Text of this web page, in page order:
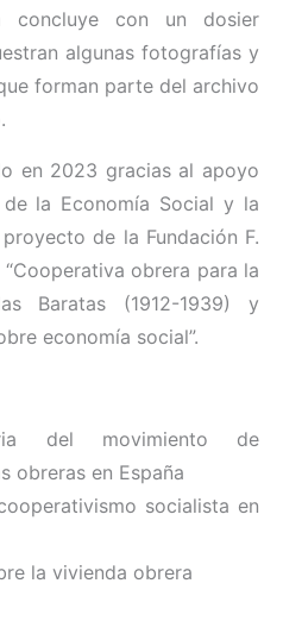
concluye con un dosier
algunas fotografías y
forman parte del archivo
en 2023 gracias al apoyo
la Economía Social y la
de la Fundación F.
obrera para la
Baratas (1912-1939) y
economía social”.
del movimiento de
obreras en España
socialista en
la vivienda obrera